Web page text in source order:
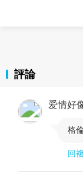
評論
爱情好
格
回複